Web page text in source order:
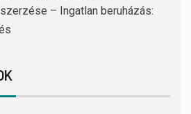
– Ingatlan beruházás: